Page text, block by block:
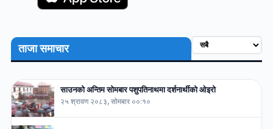
ताजा समाचार
साउनको अन्तिम सोमबार पशुपतिनाथमा दर्शनार्थीको ओइरो
२५ श्रावण २०८३, सोमबार ००:१०